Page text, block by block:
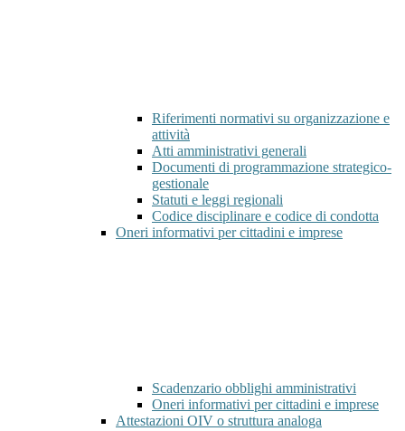
Riferimenti normativi su organizzazione e
attività
Atti amministrativi generali
Documenti di programmazione strategico-
gestionale
Statuti e leggi regionali
Codice disciplinare e codice di condotta
Oneri informativi per cittadini e imprese
Scadenzario obblighi amministrativi
Oneri informativi per cittadini e imprese
Attestazioni OIV o struttura analoga